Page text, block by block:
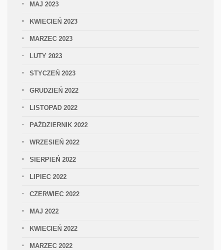
MAJ 2023
KWIECIEŃ 2023
MARZEC 2023
LUTY 2023
STYCZEŃ 2023
GRUDZIEŃ 2022
LISTOPAD 2022
PAŹDZIERNIK 2022
WRZESIEŃ 2022
SIERPIEŃ 2022
LIPIEC 2022
CZERWIEC 2022
MAJ 2022
KWIECIEŃ 2022
MARZEC 2022